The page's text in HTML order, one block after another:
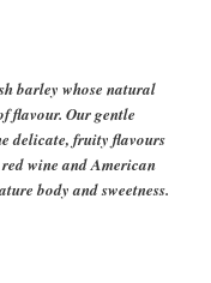
barley whose natural
flavour. Our gentle
delicate, fruity flavours
wine and American
body and sweetness.